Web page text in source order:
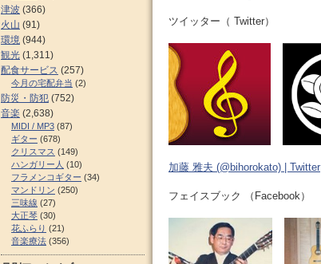
ツイッター（ Twitter）
加藤 雅夫 (@bihorokato) | Twitter
フェイスブック （Facebook）
津波 (366)
火山 (91)
環境 (944)
観光 (1,311)
配食サービス (257)
今月の宅配弁当 (2)
防災・防犯 (752)
音楽 (2,638)
MIDI / MP3 (87)
ギター (678)
クリスマス (149)
ハンガリー人 (10)
フラメンコギター (34)
マンドリン (250)
三味線 (27)
大正琴 (30)
花ふらり (21)
音楽療法 (356)